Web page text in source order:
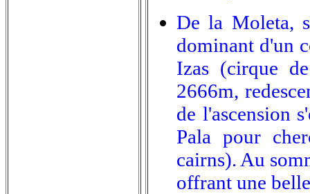
De la Moleta,
dominant d'un
Izas (cirque
2666m,
de l'ascension
Pala pour
cairns). Au
offrant une